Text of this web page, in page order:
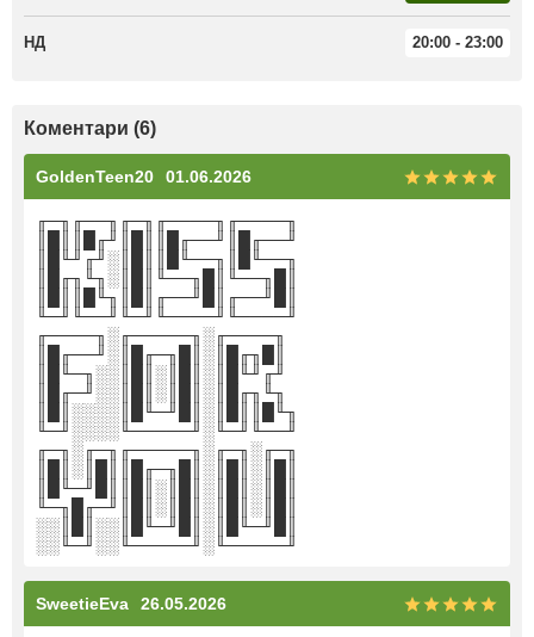
НД 20:00 - 23:00
Коментари (6)
GoldenTeen20 01.06.2026
╓─╖╓──╖╓─╖╓────╖╓────╖
║█║║█╓╜║█║║█╓──╜║█╓──╜
║█╙╜╓╜░║█║║█╙──╖║█╙──╖
║█╓╖╙╖░║█║╙──╖█║╙──╖█║
║█║║█╙╖║█║╓──╜█║╓──╜█║
╙─╜╙──╜╙─╜╙────╜╙────╜
╓────╖░╓─────╖░╓────╖
║█╓──╜░║█╓─╖█║░║█╓╖█║
║█╙─╖░░║█║░║█║░║█╙╜╓╜
║█╓─╜░░║█║░║█║░║█╓╖╙╖
║█║░░░░║█╙─╜█║░║█║║█╙╖
╙─╜░░░░╙─────╜░╙─╜╙──╜
╓─╖░╓─╖╓─────╖░╓─╖░╓─╖
║█║░║█║║█╓─╖█║░║█║░║█║
║█╙─╜█║║█║░║█║░║█║░║█║
╙─╖█╓─╜║█║░║█║░║█║░║█║
░░║█║░░║█╙─╜█║░║█╙─╜█║
░░╙─╜░░╙─────╜░╙─────╜
SweetieEva 26.05.2026